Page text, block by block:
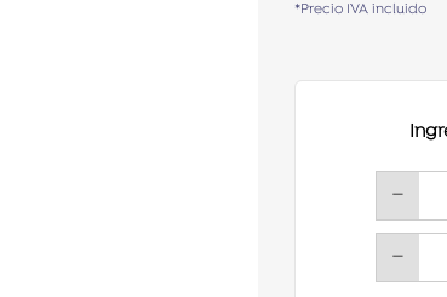
*Precio IVA incluido
−
−